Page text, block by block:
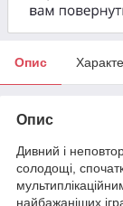
Опис
Опис
Дивний і
солодощі,
найбажаніших